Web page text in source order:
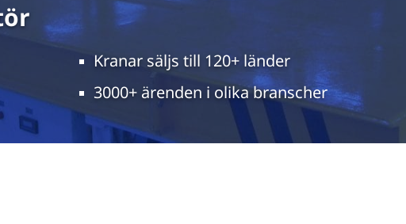
Kranar säljs till 120+ länder
3000+ ärenden i olika branscher